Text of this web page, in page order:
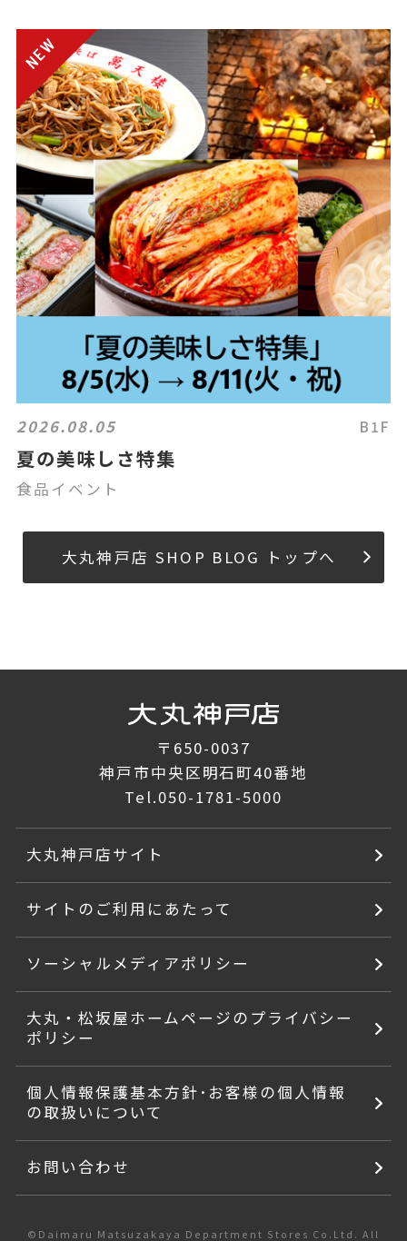
2026.08.05 B1F
夏の美味しさ特集
食品イベント
大丸神戸店 SHOP BLOG トップへ
〒650-0037
神戸市中央区明石町40番地
Tel.050-1781-5000
大丸神戸店サイト
サイトのご利用にあたって
ソーシャルメディアポリシー
大丸・松坂屋ホームページのプライバシー
ポリシー
個人情報保護基本方針･お客様の個人情報
の取扱いについて
お問い合わせ
©Daimaru Matsuzakaya Department Stores Co.Ltd. All